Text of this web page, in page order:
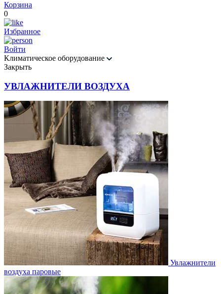
Корзина
0
Избранное
Войти
Климатическое оборудование
Закрыть
УВЛАЖНИТЕЛИ ВОЗДУХА
Увлажнители
воздуха паровые